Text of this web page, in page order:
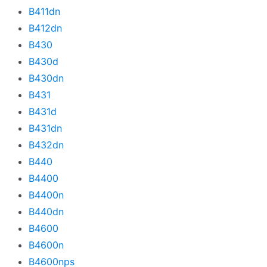
B411dn
B412dn
B430
B430d
B430dn
B431
B431d
B431dn
B432dn
B440
B4400
B4400n
B440dn
B4600
B4600n
B4600nps